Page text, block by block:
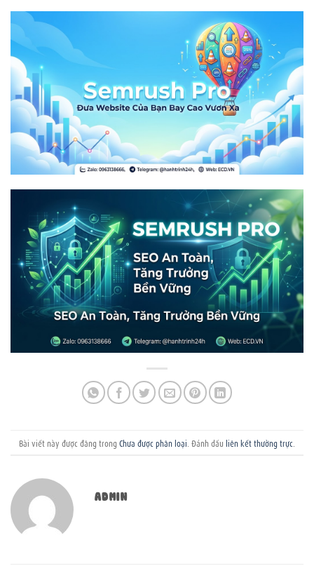
Bài viết này được đăng trong Chưa được phân loại . Đánh dấu liên kết thường trực
ADMIN